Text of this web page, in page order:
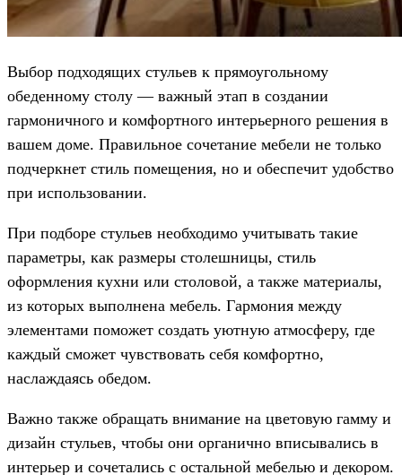
Выбор подходящих стульев к прямоугольному
обеденному столу — важный этап в создании
гармоничного и комфортного интерьерного решения в
вашем доме. Правильное сочетание мебели не только
подчеркнет стиль помещения, но и обеспечит удобство
при использовании.
При подборе стульев необходимо учитывать такие
параметры, как размеры столешницы, стиль
оформления кухни или столовой, а также материалы,
из которых выполнена мебель. Гармония между
элементами поможет создать уютную атмосферу, где
каждый сможет чувствовать себя комфортно,
наслаждаясь обедом.
Важно также обращать внимание на цветовую гамму и
дизайн стульев, чтобы они органично вписывались в
интерьер и сочетались с остальной мебелью и декором.